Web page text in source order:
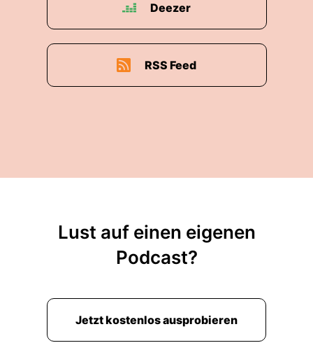
Deezer
RSS Feed
Lust auf einen eigenen
Podcast?
Jetzt kostenlos ausprobieren